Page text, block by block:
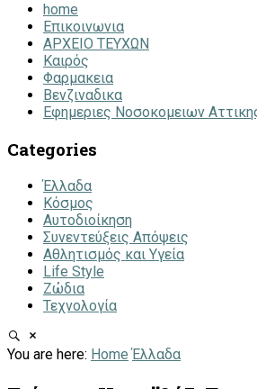
home
Επικοινωνια
ΑΡΧΕΙΟ ΤΕΥΧΩΝ
Καιρός
Φαρμακεια
Βενζιναδικα
Εφημεριες Νοσοκομειων
Categories
Έλλαδα
Κόσμος
Αυτοδιοίκηση
Συνεντεύξεις Απόψεις
Αθλητισμός και Υγεία
Life Style
Ζώδια
Τεχνολογία
You are here: Home Έλλαδα